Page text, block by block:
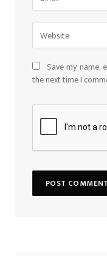
Save my
the next time I